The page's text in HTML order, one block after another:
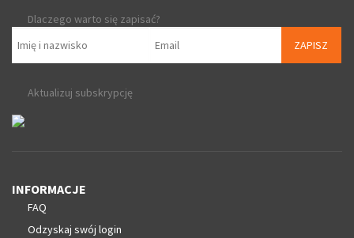
Dlaczego warto się zapisać?
ZAPISZ
Aktualizuj subskrypcję
INFORMACJE
FAQ
Odzyskaj swój login